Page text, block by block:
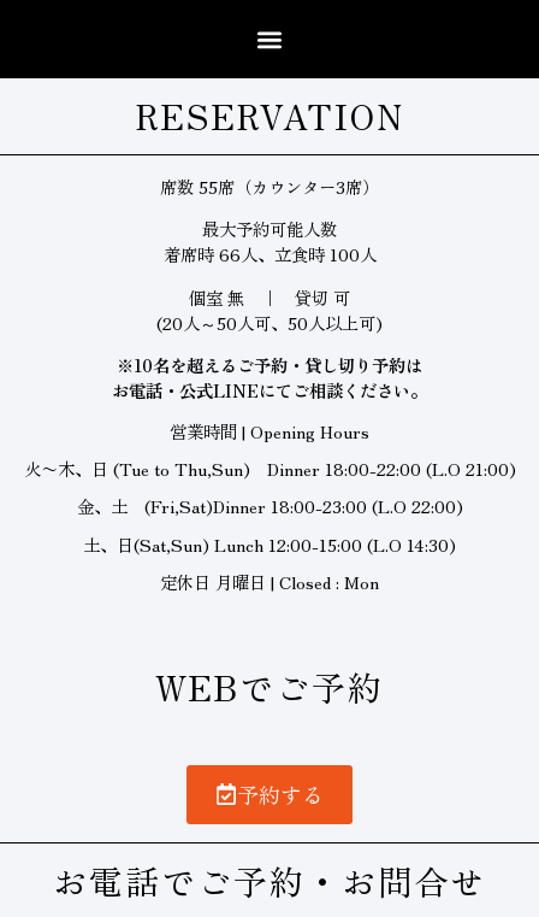
RESERVATION
席数 55席（カウンター3席）
最大予約可能人数
着席時 66人、立食時 100人
個室 無 ｜ 貸切 可
(20人～50人可、50人以上可)
※10名を超えるご予約・貸し切り予約は
お電話・公式LINEにてご相談ください。
営業時間 | Opening Hours
火〜木、日 (Tue to Thu,Sun) Dinner 18:00-22:00 (L.O 21:00)
金、土 (Fri,Sat)Dinner 18:00-23:00 (L.O 22:00)
土、日(Sat,Sun) Lunch 12:00-15:00 (L.O 14:30)
定休日 月曜日 | Closed : Mon
WEBでご予約
予約する
お電話でご予約・お問合せ